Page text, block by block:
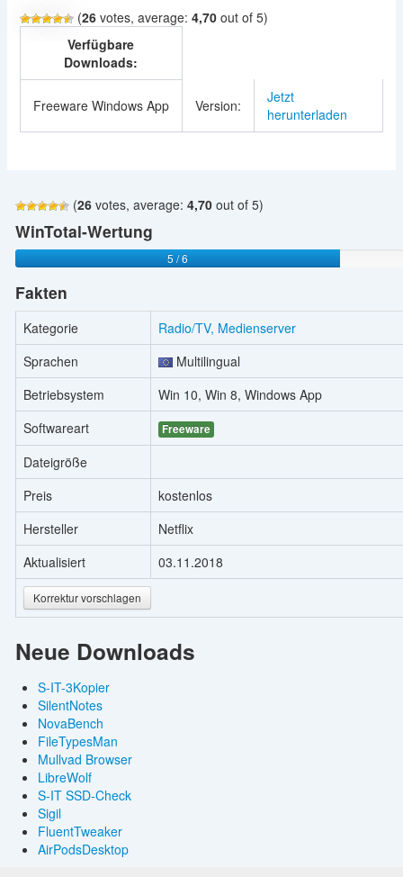
(26votes, average: 4,70out of 5)
Verfügbare
Downloads:
Freeware Windows App Version:
Jetzt
herunterladen
(26votes, average: 4,70out of 5)
WinTotal-Wertung
5 / 6
Fakten
Kategorie
Radio/TV, Medienserver
Sprachen
Multilingual
Betriebsystem
Win 10, Win 8, Windows App
Softwareart
Freeware
Dateigröße
Preis
kostenlos
Hersteller
Netflix
Aktualisiert
03.11.2018
Korrektur vorschlagen
Neue Downloads
S-IT-3Kopier
SilentNotes
NovaBench
FileTypesMan
Mullvad Browser
LibreWolf
S-IT SSD-Check
Sigil
FluentTweaker
AirPodsDesktop